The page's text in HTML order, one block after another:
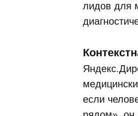
лидов для
если